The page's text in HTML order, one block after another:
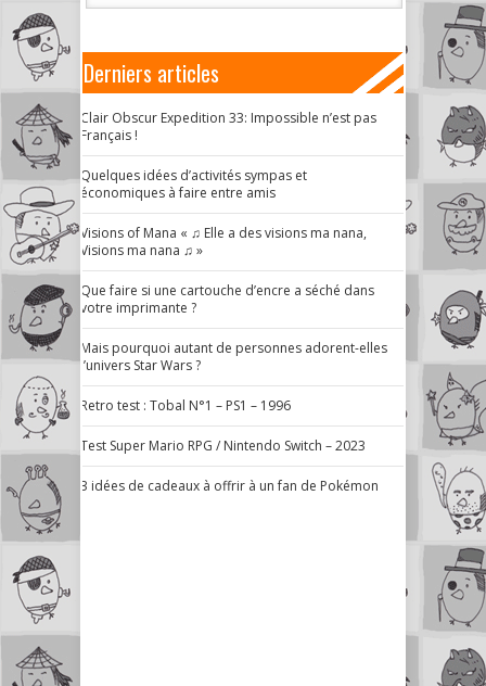
Derniers articles
Clair Obscur Expedition 33: Impossible n’est pas
Français !
Quelques idées d’activités sympas et
économiques à faire entre amis
Visions of Mana « ♫ Elle a des visions ma nana,
Visions ma nana ♫ »
Que faire si une cartouche d’encre a séché dans
votre imprimante ?
Mais pourquoi autant de personnes adorent-elles
l’univers Star Wars ?
Retro test : Tobal N°1 – PS1 – 1996
Test Super Mario RPG / Nintendo Switch – 2023
3 idées de cadeaux à offrir à un fan de Pokémon